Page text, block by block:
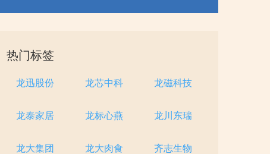
热门标签
龙迅股份 龙芯中科 龙磁科技
龙泰家居 龙标心燕 龙川东瑞
龙大集团 龙大肉食 齐志生物